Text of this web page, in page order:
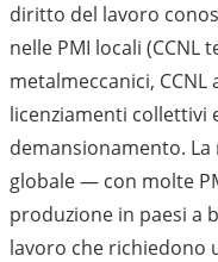
diritto del lavoro
nelle PMI locali (CCNL
metalmeccanici,
licenziamenti collettivi
demansionamento.
globale — con molte
produzione in paesi a
lavoro che richiedono